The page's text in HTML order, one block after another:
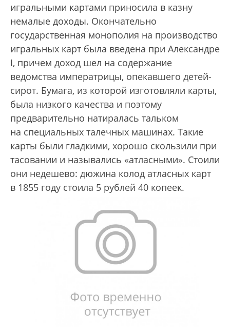
игральными картами приносила в казну
немалые доходы. Окончательно
государственная монополия на производство
игральных карт была введена при Александре
I, причем доход шел на содержание
ведомства императрицы, опекавшего детей-
сирот. Бумага, из которой изготовляли карты,
была низкого качества и поэтому
предварительно натиралась тальком
на специальных талечных машинах. Такие
карты были гладкими, хорошо скользили при
тасовании и назывались «атласными». Стоили
они недешево: дюжина колод атласных карт
в 1855 году стоила 5 рублей 40 копеек.